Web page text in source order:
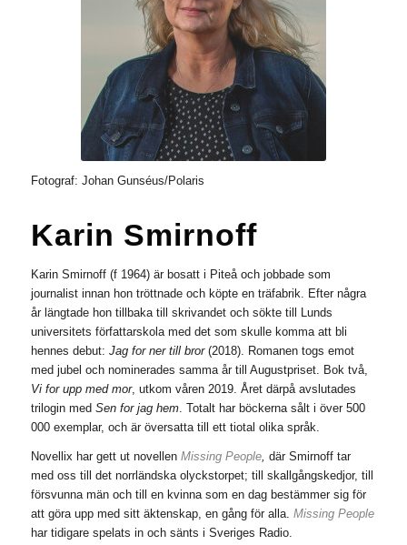
Fotograf: Johan Gunséus/Polaris
Karin Smirnoff
Karin Smirnoff (f 1964) är bosatt i Piteå och jobbade som
journalist innan hon tröttnade och köpte en träfabrik. Efter några
år längtade hon tillbaka till skrivandet och sökte till Lunds
universitets författarskola med det som skulle komma att bli
hennes debut: Jag for ner till bror (2018). Romanen togs emot
med jubel och nominerades samma år till Augustpriset. Bok två,
Vi for upp med mor, utkom våren 2019. Året därpå avslutades
trilogin med Sen for jag hem. Totalt har böckerna sålt i över 500
000 exemplar, och är översatta till ett tiotal olika språk.
Novellix har gett ut novellen Missing People, där Smirnofftar
med oss till det norrländska olyckstorpet; till skallgångskedjor, till
försvunna män och till en kvinna som en dag bestämmer sig för
att göra upp med sitt äktenskap, en gång för alla. Missing People
har tidigare spelats in och sänts i Sveriges Radio.